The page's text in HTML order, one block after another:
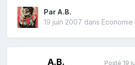
Par A.B.
19 juin 2007 dans Economie
A.B. Posté 19